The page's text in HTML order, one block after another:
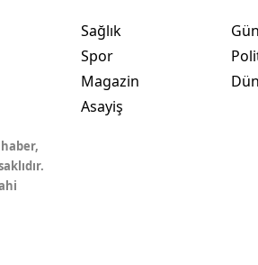
Sağlık
Spor
Magazin
Asayiş